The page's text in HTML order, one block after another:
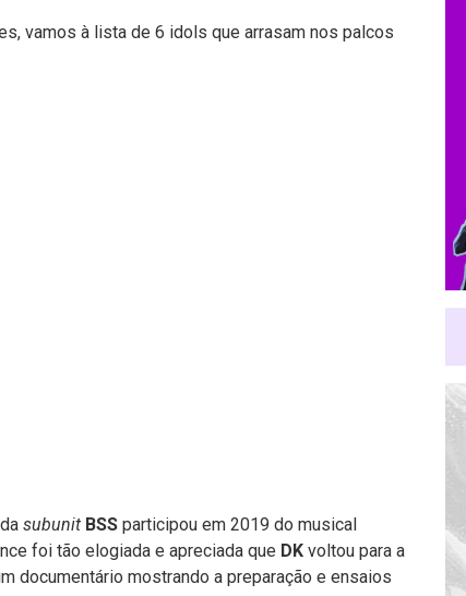
vamos à lista de 6 idols que arrasam nos palcos
subunit BSS participou em 2019 do musical
foi tão elogiada e apreciada que DK voltou para a
documentário mostrando a preparação e ensaios